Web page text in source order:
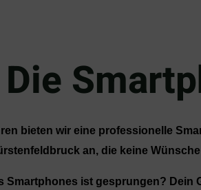
Die
bieten wir eine professionelle
an, die keine
Smartphones ist gesprungen? Dein